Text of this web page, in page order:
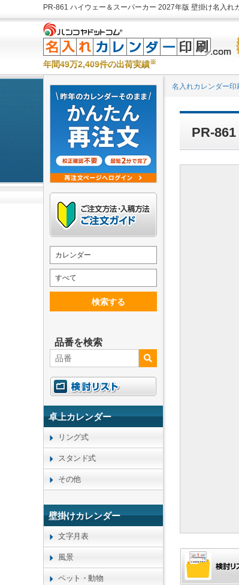
PR-861 ハイウェー＆スーパーカー 2027年版 壁掛け名入
年間49万2,409件の出荷実績※
名入れカレンダー印
PR-
カレンダー
すべて
検索する
品番を検索
卓上カレンダー
リング式
スタンド式
その他
壁掛けカレンダー
文字月表
風景
ペット・動物